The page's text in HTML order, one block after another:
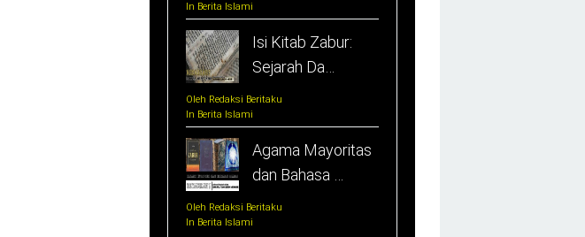
In Berita Islami
Isi Kitab Zabur:
Sejarah Da…
Oleh Redaksi Beritaku
In Berita Islami
Agama Mayoritas
dan Bahasa …
Oleh Redaksi Beritaku
In Berita Islami